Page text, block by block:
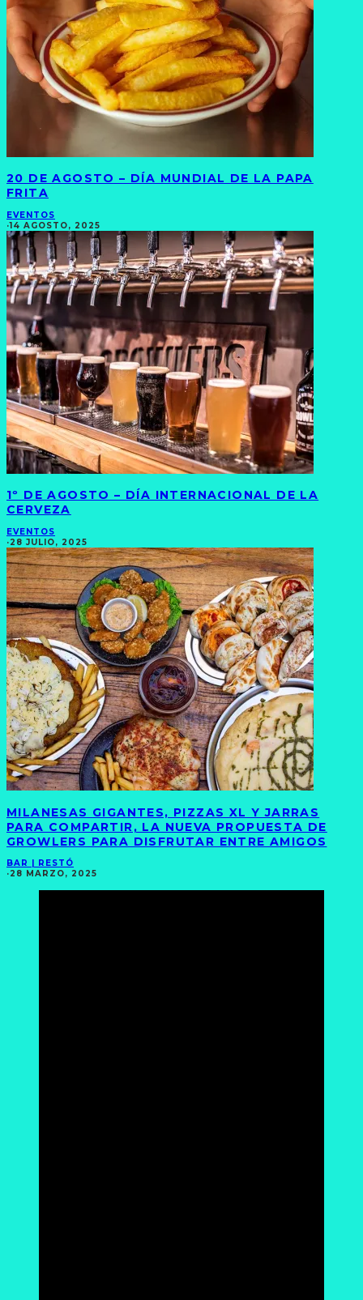
20 DE AGOSTO – DÍA MUNDIAL DE LA PAPA
FRITA
EVENTOS
·14 AGOSTO, 2025
1º DE AGOSTO – DÍA INTERNACIONAL DE LA
CERVEZA
EVENTOS
·28 JULIO, 2025
MILANESAS GIGANTES, PIZZAS XL Y JARRAS
PARA COMPARTIR, LA NUEVA PROPUESTA DE
GROWLERS PARA DISFRUTAR ENTRE AMIGOS
BAR | RESTÓ
·28 MARZO, 2025